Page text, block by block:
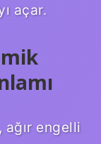
açar.
ağır engelli